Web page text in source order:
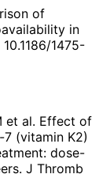
of
in
1475-
et al. Effect of
(vitamin K2)
dose-
J Thromb